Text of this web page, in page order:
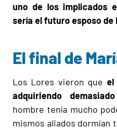
uno de los implicados
sería el futuro esposo de
El final de
Los Lores vieron que el
adquiriendo
hombre tenía mucho
mismos aliados dormían